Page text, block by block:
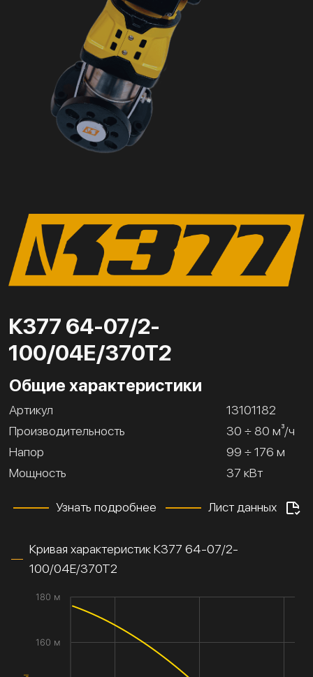
К377 64-07/2-
100/04Е/370Т2
Общие характеристики
Артикул
13101182
Производительность
30 ÷ 80 м³/ч
Напор
99 ÷ 176 м
Мощность
37 кВт
Узнать подробнее Лист данных
Кривая характеристик К377 64-07/2-
100/04Е/370Т2
160 м
180 м